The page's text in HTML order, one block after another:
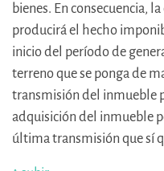
bienes. En consecuencia,
producirá el hecho
inicio del período de
terreno que se ponga de
transmisión del inmueble
adquisición del inmueble
última transmisión que sí